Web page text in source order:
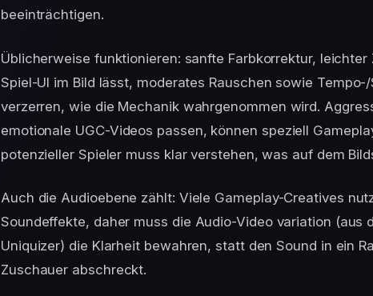
beeinträchtigen.
Üblicherweise funktionieren: sanfte Farbkorrektur,
Spiel-UI im Bild lässt, moderates Rauschen sowie
verzerren, wie die Mechanik wahrgenommen wird.
emotionale UGC-Videos passen, können speziell
potenzieller Spieler muss klar verstehen, was auf dem
Auch die Audioebene zählt: Viele Gameplay-Creatives
Soundeffekte, daher muss die Audio-Video variation (aus
Uniquizer) die Klarheit bewahren, statt den Sound in ein
Zuschauer abschreckt.